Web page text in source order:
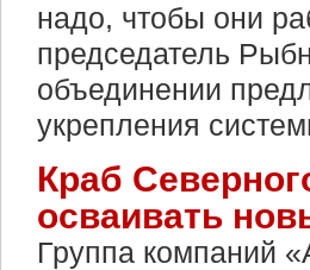
надо, чтобы они
председатель
объединении
укрепления
Краб
осваивать
Группа компаний